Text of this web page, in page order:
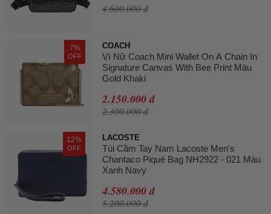
4.600.000 đ
7%
OFF
COACH
Ví Nữ Coach Mini Wallet On A Chain In
Signature Canvas With Bee Print Màu
Gold Khaki
2.150.000 đ
2.300.000 đ
12%
OFF
LACOSTE
Túi Cầm Tay Nam Lacoste Men's
Chantaco Piqué Bag NH2922 - 021 Màu
Xanh Navy
4.580.000 đ
5.200.000 đ